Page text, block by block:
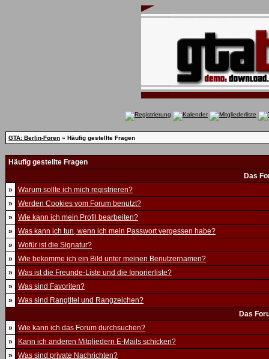
GTA: Berlin-Foren » Häufig gestellte Fragen
Häufig gestellte Fragen
Das
»
Warum sollte ich mich registrieren?
»
Werden Cookies vom Forum benutzt?
»
Wie kann ich mein Profil bearbeiten?
»
Was kann ich tun, wenn ich mein Passwort vergessen habe?
»
Wofür ist die Signatur?
»
Wie bekomme ich ein Bild unter meinen Benutzernamen?
»
Was ist die Freunde-Liste und die Ignorierliste?
»
Was sind Favoriten?
»
Was sind Rangtitel und Rangzeichen?
Das
»
Wie kann ich das Forum durchsuchen?
»
Kann ich anderen Mitgliedern E-Mails schicken?
»
Was sind private Nachrichten?